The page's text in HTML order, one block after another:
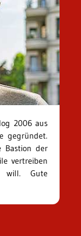
2006 aus
gegründet.
Bastion der
vertreiben
will. Gute